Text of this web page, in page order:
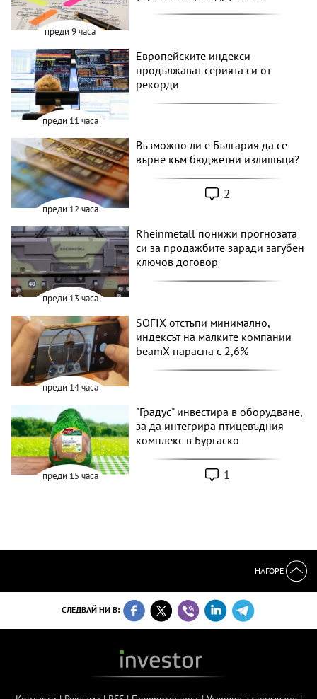
преди 9 часа
преди 11 часа
Европейските индекси
продължават серията си от
рекорди
преди 12 часа
Възможно ли е България да се
върне към бюджетни излишъци?
2
преди 13 часа
Rheinmetall понижи прогнозата
си за продажбите заради загубен
ключов договор
преди 14 часа
SOFIX отстъпи минимално,
индексът на малките компании
beamX нарасна с 2,6%
преди 15 часа
"Градус" инвестира в оборудване,
за да интегрира птицевъдния
комплекс в Бургаско
1
НАГОРЕ
СЛЕДВАЙ НИ В: